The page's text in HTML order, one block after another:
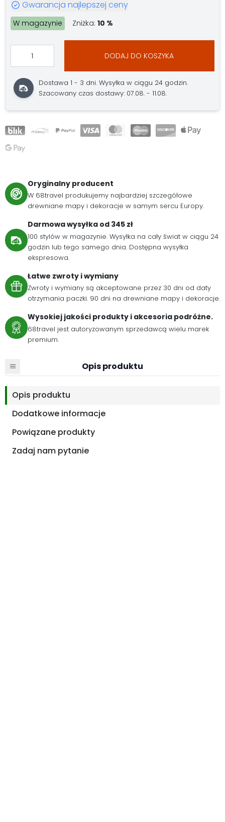
Gwarancja najlepszej ceny
W magazynie Zniżka: 10 %
DODAJ DO KOSZYKA
Dostawa 1 - 3 dni. Wysyłka w ciągu 24 godzin.
Szacowany czas dostawy: 07.08. - 11.08.
Oryginalny producent
W 68travel produkujemy najbardziej szczegółowe
drewniane mapy i dekoracje w samym sercu Europy.
Darmowa wysyłka od 345 zł
100 stylów w magazynie. Wysyłka na cały świat w ciągu 24
godzin lub tego samego dnia. Dostępna wysyłka
ekspresowa.
Łatwe zwroty i wymiany
Zwroty i wymiany są akceptowane przez 30 dni od daty
otrzymania paczki. 90 dni na drewniane mapy i dekoracje.
Wysokiej jakości produkty i akcesoria podróżne.
68travel jest autoryzowanym sprzedawcą wielu marek
premium.
Opis produktu
Opis produktu
Dodatkowe informacje
Powiązane produkty
Zadaj nam pytanie